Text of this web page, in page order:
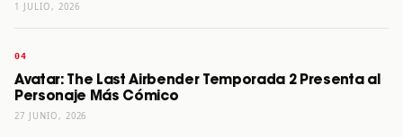
1 JULIO, 2026
Avatar: The Last Airbender Temporada 2 Presenta al
Personaje Más Cómico
27 JUNIO, 2026